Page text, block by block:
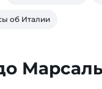
об Италии